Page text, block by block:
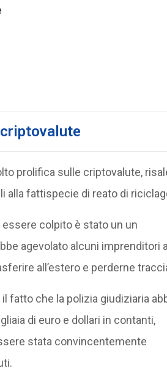
prolifica sulle criptovalute,
alla fattispecie di reato di
colpito è stato un un
agevolato alcuni imprenditori a
all’estero e perderne
fatto che la polizia giudiziaria
di euro e dollari in contanti,
stata convincentemente